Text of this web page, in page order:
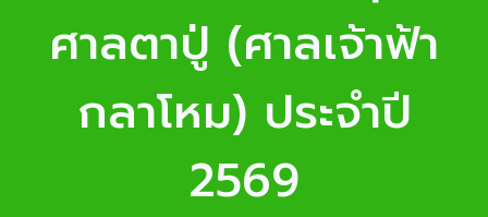
ศาลตาปู่ (ศาลเจ้าฟ้า
กลาโหม) ประจำปี
2569